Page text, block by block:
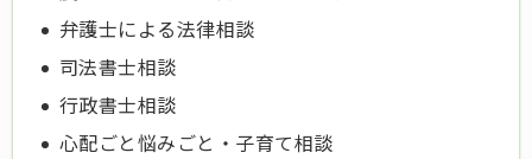
弁護士による法律相談
司法書士相談
行政書士相談
心配ごと悩みごと・子育て相談